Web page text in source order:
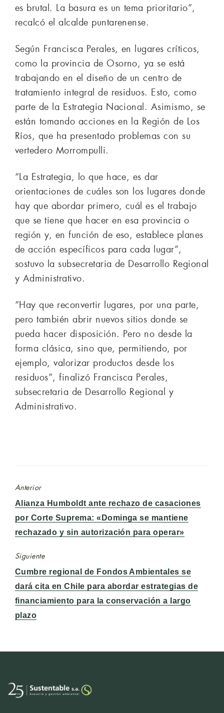
es brutal. La basura es un tema prioritario”,
recalcó el alcalde puntarenense.
Según Francisca Perales, en lugares críticos,
como la provincia de Osorno, ya se está
trabajando en el diseño de un centro de
tratamiento integral de residuos. Esto, como
parte de la Estrategia Nacional. Asimismo, se
están tomando acciones en la Región de Los
Ríos, que ha presentado problemas con su
vertedero Morrompulli.
“La Estrategia, lo que hace, es dar
orientaciones de cuáles son los lugares donde
hay que abordar primero, cuál es el trabajo
que se tiene que hacer en esa provincia o
región y, en función de eso, establece planes
de acción específicos para cada lugar”,
sostuvo la subsecretaria de Desarrollo Regional
y Administrativo.
“Hay que reconvertir lugares, por una parte,
pero también abrir nuevos sitios donde se
pueda hacer disposición. Pero no desde la
forma clásica, sino que, permitiendo, por
ejemplo, valorizar productos desde los
residuos”, finalizó Francisca Perales,
subsecretaria de Desarrollo Regional y
Administrativo.
Anterior
Entrada
anterior:
Alianza Humboldt ante rechazo de casaciones
por Corte Suprema: «Dominga se mantiene
rechazado y sin autorización para operar»
Siguiente
Entrada
siguiente:
Cumbre regional de Fondos Ambientales se
dará cita en Chile para abordar estrategias de
financiamiento para la conservación a largo
plazo